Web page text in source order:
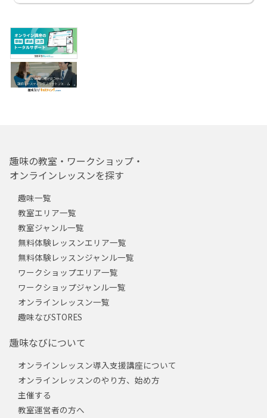
趣味の教室・ワークショップ・
オンラインレッスンを探す
趣味一覧
教室エリア一覧
教室ジャンル一覧
無料体験レッスンエリア一覧
無料体験レッスンジャンル一覧
ワークショップエリア一覧
ワークショップジャンル一覧
オンラインレッスン一覧
趣味なびSTORES
趣味なびについて
オンラインレッスン導入支援講座について
オンラインレッスンのやり方、始め方
主催する
教室運営者の方へ